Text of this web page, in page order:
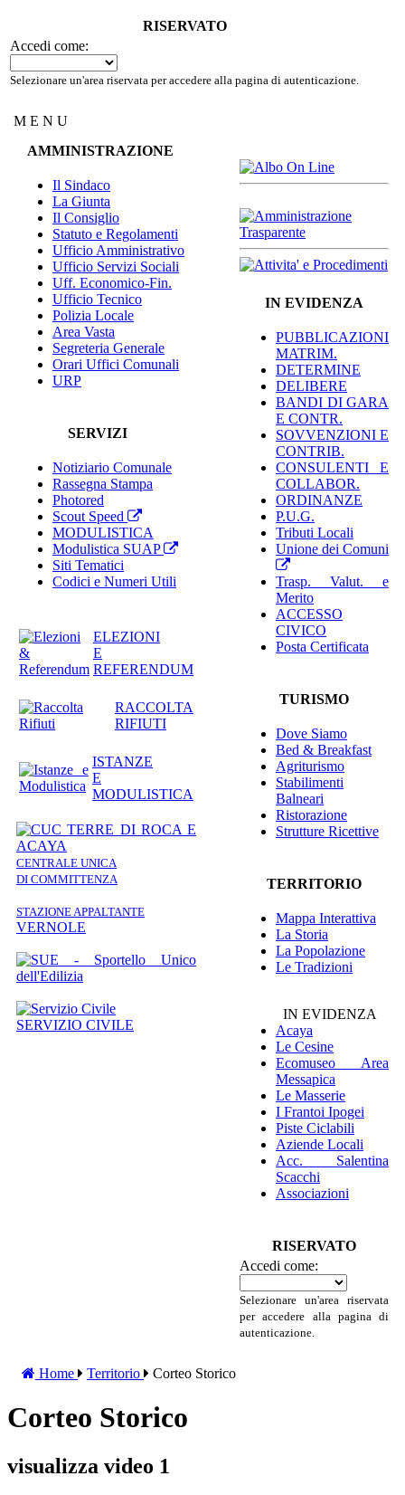
RISERVATO
Accedi come:
Selezionare un'area riservata per accedere alla pagina di autenticazione.
M E N U
AMMINISTRAZIONE
Il Sindaco
La Giunta
Il Consiglio
Statuto e Regolamenti
Ufficio Amministrativo
Ufficio Servizi Sociali
Uff. Economico-Fin.
Ufficio Tecnico
Polizia Locale
Area Vasta
Segreteria Generale
Orari Uffici Comunali
URP
SERVIZI
Notiziario Comunale
Rassegna Stampa
Photored
Scout Speed
MODULISTICA
Modulistica SUAP
Siti Tematici
Codici e Numeri Utili
ELEZIONI
E
REFERENDUM
RACCOLTA
RIFIUTI
ISTANZE
E
MODULISTICA
CENTRALE UNICA
DI COMMITTENZA
STAZIONE APPALTANTE
VERNOLE
SERVIZIO CIVILE
IN EVIDENZA
PUBBLICAZIONI
MATRIM.
DETERMINE
DELIBERE
BANDI DI GARA
E CONTR.
SOVVENZIONI E
CONTRIB.
CONSULENTI E
COLLABOR.
ORDINANZE
P.U.G.
Tributi Locali
Unione dei Comuni
Trasp. Valut. e
Merito
ACCESSO
CIVICO
Posta Certificata
TURISMO
Dove Siamo
Bed & Breakfast
Agriturismo
Stabilimenti
Balneari
Ristorazione
Strutture Ricettive
TERRITORIO
Mappa Interattiva
La Storia
La Popolazione
Le Tradizioni
IN EVIDENZA
Acaya
Le Cesine
Ecomuseo Area
Messapica
Le Masserie
I Frantoi Ipogei
Piste Ciclabili
Aziende Locali
Acc. Salentina
Scacchi
Associazioni
RISERVATO
Accedi come:
Selezionare un'area riservata
per accedere alla pagina di
autenticazione.
Home Territorio Corteo Storico
Corteo Storico
visualizza video 1